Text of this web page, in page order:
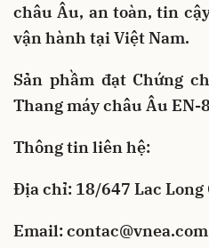
châu Âu, an toàn, tin
vận hành tại Việt Nam.
Sản phầm đạt Chứng
Thang máy châu Âu EN-
Thông tin liên hệ:
Địa chỉ: 18/647 Lac Long
Email: